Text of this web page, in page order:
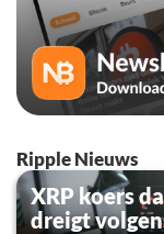
Ripple Nieuws
XRP koers
dreigt